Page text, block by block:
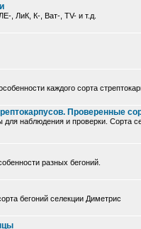
, ЛиК, К-, Ват-, TV- и т.д.
каждого сорта
Проверенные
наблюдения и проверки. Сорта
разных бегоний.
бегоний селекции Диметрис